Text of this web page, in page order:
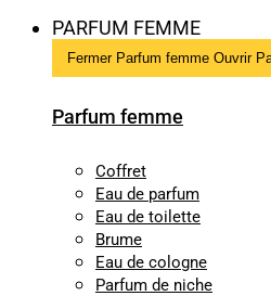
PARFUM FEMME
Fermer Parfum femme Ouvrir
Parfum femme
Coffret
Eau de parfum
Eau de toilette
Brume
Eau de cologne
Parfum de niche